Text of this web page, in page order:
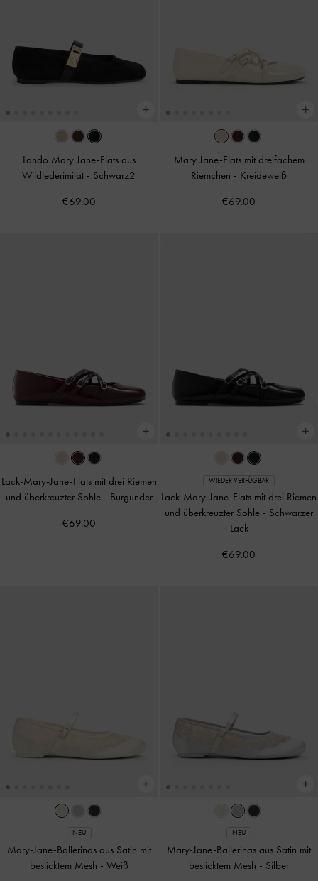
Lando Mary Jane-Flats aus
Wildlederimitat - Schwarz2
€69.00
Mary Jane-Flats mit dreifachem
Riemchen - Kreideweiß
€69.00
Lack-Mary-Jane-Flats mit drei Riemen
und überkreuzter Sohle - Burgunder
€69.00
WIEDER VERFÜGBAR
Lack-Mary-Jane-Flats mit drei Riemen
und überkreuzter Sohle - Schwarzer
Lack
€69.00
NEU
Mary-Jane-Ballerinas aus Satin mit
besticktem Mesh - Weiß
NEU
Mary-Jane-Ballerinas aus Satin mit
besticktem Mesh - Silber